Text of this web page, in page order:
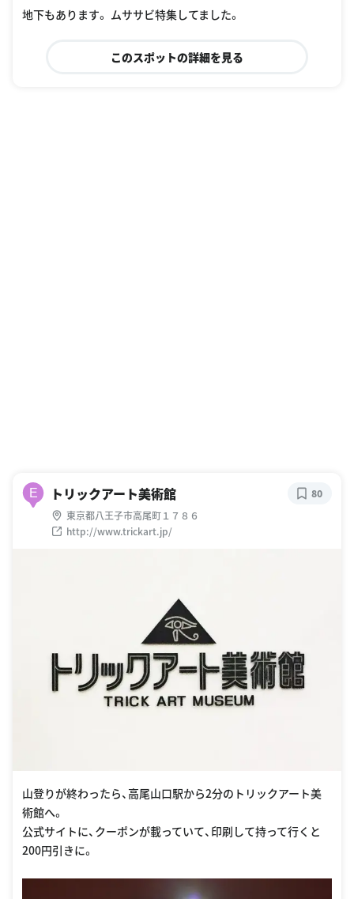
地下もあります。 ムササビ特集してました。
このスポットの詳細を見る
E トリックアート美術館
東京都八王子市高尾町１７８６
http://www.trickart.jp/
80
山登りが終わったら、高尾山口駅から2分のトリックアート美
術館へ。
公式サイトに、クーポンが載っていて、印刷して持って行くと
200円引きに。